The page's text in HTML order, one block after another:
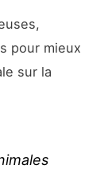
pour mieux
sur la